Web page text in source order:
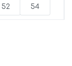
52 54